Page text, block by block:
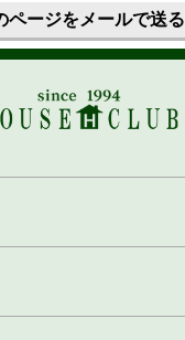
ページをメールで送る